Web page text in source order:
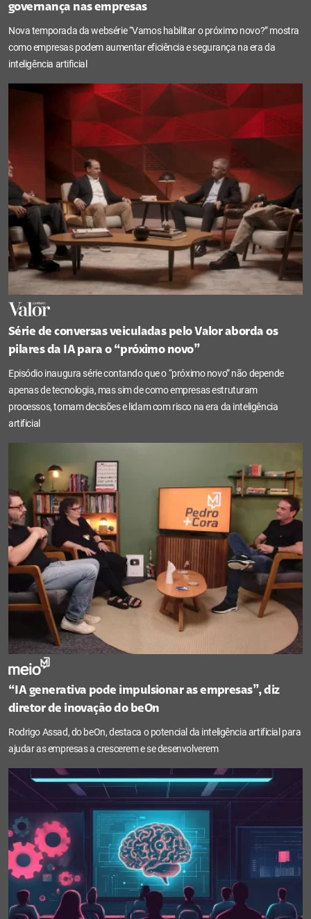
governança nas empresas
Nova temporada da websérie “Vamos habilitar o próximo novo?” mostra
como empresas podem aumentar eficiência e segurança na era da
inteligência artificial
Série de conversas veiculadas pelo Valor aborda os
pilares da IA para o “próximo novo”
Episódio inaugura série contando que o “próximo novo” não depende
apenas de tecnologia, mas sim de como empresas estruturam
processos, tomam decisões e lidam com risco na era da inteligência
artificial
“IA generativa pode impulsionar as empresas”, diz
diretor de inovação do beOn
Rodrigo Assad, do beOn, destaca o potencial da inteligência artificial para
ajudar as empresas a crescerem e se desenvolverem